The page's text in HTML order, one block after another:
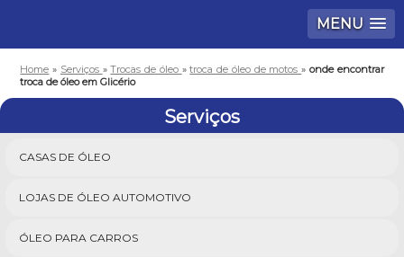
MENU
Home » Serviços »Trocas de óleo »troca de óleo de motos» onde encontrar
troca de óleo em Glicério
Serviços
CASAS DE ÓLEO
LOJAS DE ÓLEO AUTOMOTIVO
ÓLEO PARA CARROS